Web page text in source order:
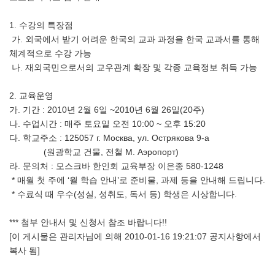
1. 수강의 특장점
가. 외국에서 받기 어려운 한국의 교과 과정을 한국 교과서를 통해
체계적으로 수강 가능
나. 재외국민으로서의 교우관계 확장 및 각종 교육정보 취득 가능
2. 교육운영
가. 기간 : 2010년 2월 6일 ~2010년 6월 26일(20주)
나. 수업시간 : 매주 토요일 오전 10:00 ~ 오후 15:20
다. 학교주소 : 125057 г. Москва, ул. Острякова 9-а
(원광학교 건물, 전철 М. Аэропорт)
라. 문의처 : 모스크바 한인회 교육부장 이은종 580-1248
* 매월 첫 주에 ‘월 학습 안내’로 준비물, 과제 등을 안내해 드립니다.
* 수료식 때 우수(성실, 성취도, 독서 등) 학생은 시상합니다.
*** 첨부 안내서 및 신청서 참조 바랍니다!!
[이 게시물은 관리자님에 의해 2010-01-16 19:21:07 공지사항에서
복사 됨]